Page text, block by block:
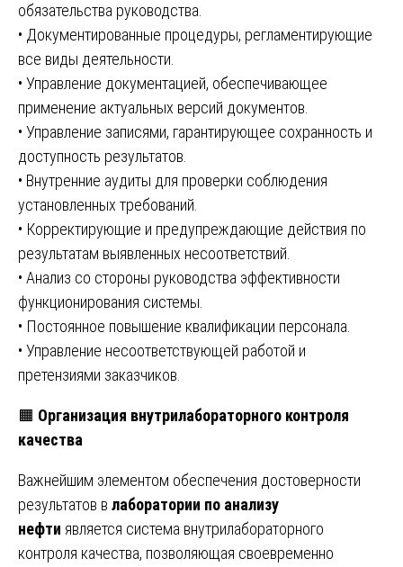
обязательства руководства.
• Документированные процедуры, регламентирующие
все виды деятельности.
• Управление документацией, обеспечивающее
применение актуальных версий документов.
• Управление записями, гарантирующее сохранность и
доступность результатов.
• Внутренние аудиты для проверки соблюдения
установленных требований.
• Корректирующие и предупреждающие действия по
результатам выявленных несоответствий.
• Анализ со стороны руководства эффективности
функционирования системы.
• Постоянное повышение квалификации персонала.
• Управление несоответствующей работой и
претензиями заказчиков.
🟧 Организация внутрилабораторного контроля
качества
Важнейшим элементом обеспечения достоверности
результатов в лаборатории по анализу
нефти является система внутрилабораторного
контроля качества, позволяющая своевременно